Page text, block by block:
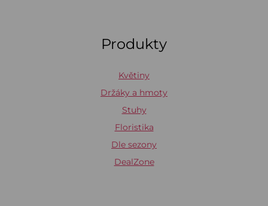
Produkty
Květiny
Držáky a hmoty
Stuhy
Floristika
Dle sezony
DealZone